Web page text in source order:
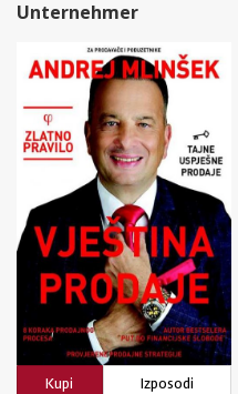
Unternehmer
Kupi
Izposodi